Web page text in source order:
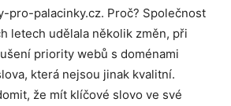
pro-palacinky.cz. Proč? Společnost
letech udělala několik změn, při
priority webů s doménami
která nejsou jinak kvalitní.
že mít klíčové slovo ve své